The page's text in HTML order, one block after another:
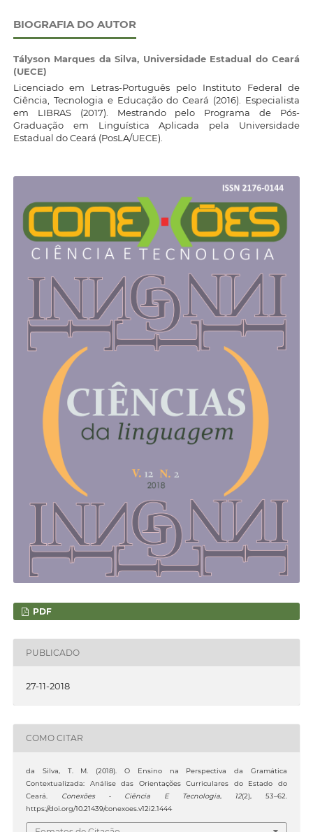
BIOGRAFIA DO AUTOR
Tályson Marques da Silva, Universidade Estadual do Ceará
(UECE)
Licenciado em Letras-Português pelo Instituto Federal de
Ciência, Tecnologia e Educação do Ceará (2016). Especialista
em LIBRAS (2017). Mestrando pelo Programa de Pós-
Graduação em Linguística Aplicada pela Universidade
Estadual do Ceará (PosLA/UECE).
PDF
PUBLICADO
27-11-2018
COMO CITAR
da Silva, T. M. (2018). O Ensino na Perspectiva da Gramática
Contextualizada: Análise das Orientações Curriculares do Estado do
Ceará.
Conexões - Ciência E Tecnologia, 12(2), 53–62.
https://doi.org/10.21439/conexoes.v12i2.1444